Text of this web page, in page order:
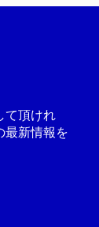
て頂けれ
最新情報を